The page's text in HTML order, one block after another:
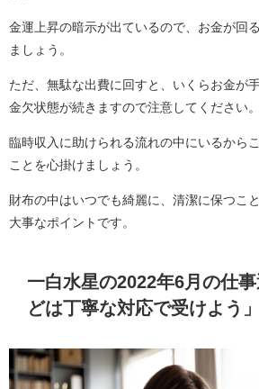
金運上昇の暗示が出ているので、お金が回
ましょう。
ただ、無駄な出費に回すと、いくらお金が
金欠状態が続きますので注意してください。
臨時収入に助けられる流れの中にいるから
ことを心掛けましょう。
財布の中はいつでも綺麗に、清潔に保つこ
大事なポイントです。
一白水星の2022年6月の仕
どは丁寧な対応で受けよう」